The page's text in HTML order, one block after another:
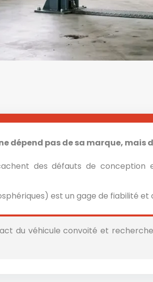
dépend pas de sa marque,
des défauts de
est un gage de fiabilité
du véhicule convoité et